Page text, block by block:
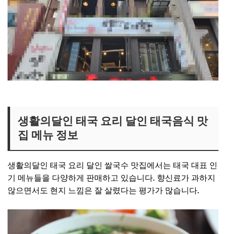
생활의달인 태국 요리 달인 태국음식 맛
집 메뉴 정보
생활의달인 태국 요리 달인 쌀국수 맛집에서는 태국 대표 인
기 메뉴들을 다양하게 판매하고 있습니다. 향신료가 과하지
않으면서도 현지 느낌은 잘 살렸다는 평가가 많습니다.